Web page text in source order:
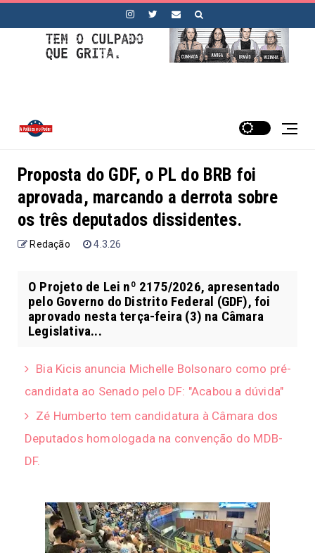
Proposta do GDF, o PL do BRB foi
aprovada, marcando a derrota sobre
os três deputados dissidentes.
Redação 4.3.26
O Projeto de Lei nº 2175/2026, apresentado
pelo Governo do Distrito Federal (GDF), foi
aprovado nesta terça-feira (3) na Câmara
Legislativa...
Bia Kicis anuncia Michelle Bolsonaro como pré-
candidata ao Senado pelo DF: "Acabou a dúvida"
Zé Humberto tem candidatura à Câmara dos
Deputados homologada na convenção do MDB-
DF.